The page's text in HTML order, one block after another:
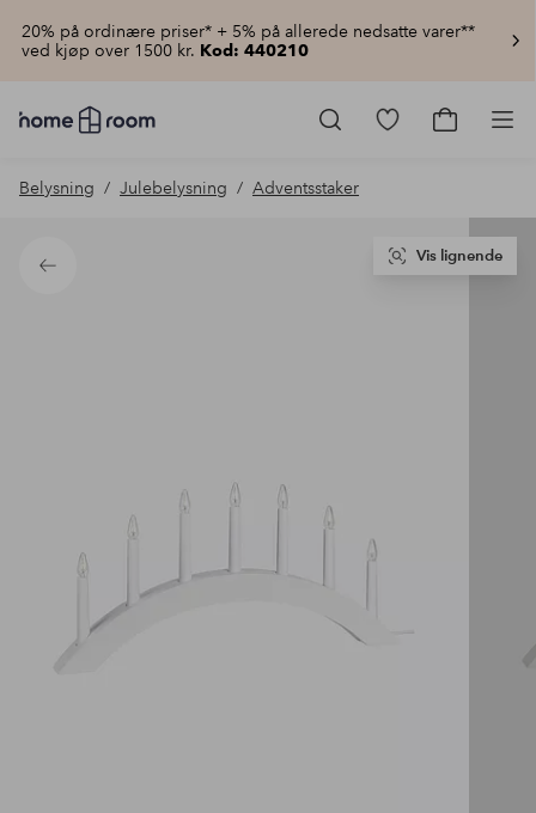
20% på ordinære priser* + 5% på allerede nedsatte varer**
ved kjøp over 1500 kr. Kod: 440210
Homeroom
–
hjemmet
pris
Gå
Gå
Belysning Julebelysning Adventsstaker
Tilbake
Vis lignende